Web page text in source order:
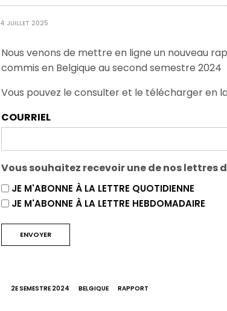
4 JUILLET 2025
Nous venons de mettre en ligne un nouveau
commis en Belgique au second semestre 2024
Vous pouvez le consulter et le télécharger en
COURRIEL
Vous souhaitez recevoir une de nos lettres
JE M'ABONNE À LA LETTRE QUOTIDIENNE
JE M'ABONNE À LA LETTRE HEBDOMADAIRE
2E SEMESTRE 2024 BELGIQUE RAPPORT